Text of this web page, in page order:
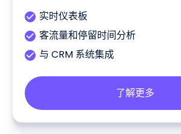
实时仪表板
客流量和停留时间分析
与 CRM 系统集成
了解更多